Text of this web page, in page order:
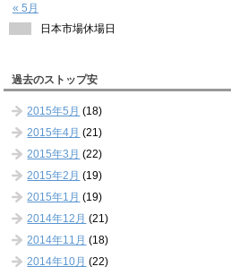
« 5月
日本市場休場日
過去のストップ安
2015年5月 (18)
2015年4月 (21)
2015年3月 (22)
2015年2月 (19)
2015年1月 (19)
2014年12月 (21)
2014年11月 (18)
2014年10月 (22)